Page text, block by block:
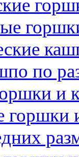
по
и
горшки